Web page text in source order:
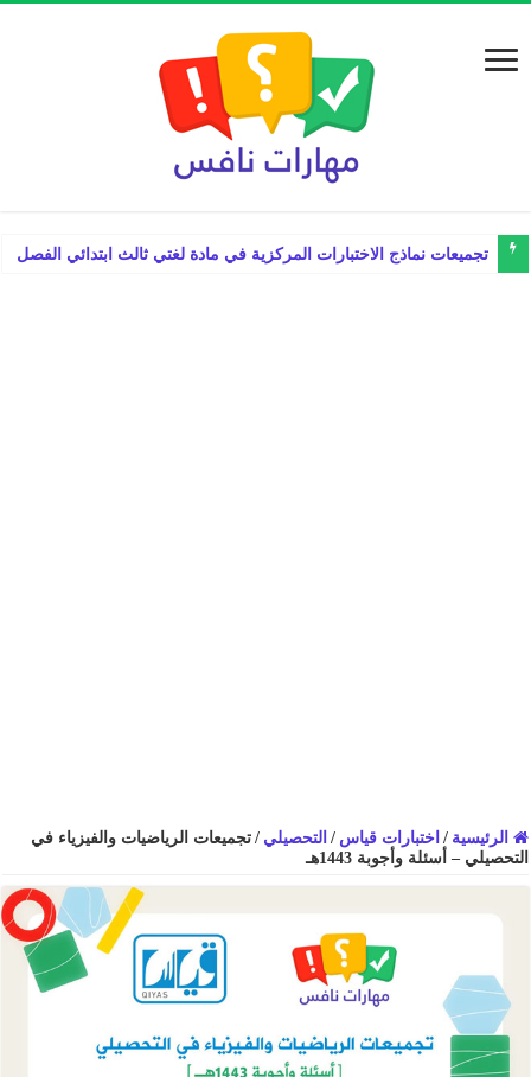
الرئيسية / اختبارات قياس / التحصيلي / تجميعات الرياضيات والفيزياء في
التحصيلي – أسئلة وأجوبة 1443هـ